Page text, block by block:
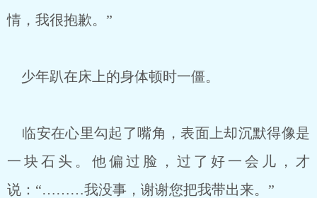
情，我很抱歉。”
少年趴在床上的身体顿时一僵。
临安在心里勾起了嘴角，表面上却沉默得像是
一块石头。他偏过脸，过了好一会儿，才
说：“………我没事，谢谢您把我带出来。”